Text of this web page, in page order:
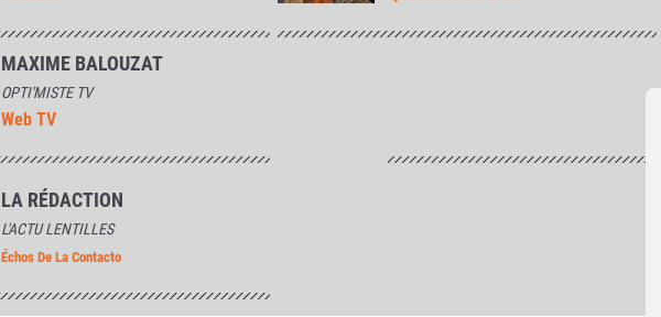
MAXIME BALOUZAT
OPTI'MISTE TV
Web TV
LA RÉDACTION
L'ACTU LENTILLES
Échos De La Contacto